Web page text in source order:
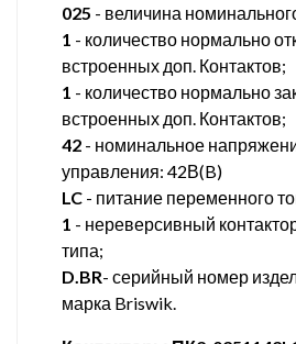
025 - величина
1 - количество нормально
встроенных доп. Контактов;
1 - количество нормально
встроенных доп. Контактов;
42 - номинальное
управления: 42В(B)
LC - питание переменного
1 - нереверсивный
типа;
D.BR- серийный номер
марка Briswik.